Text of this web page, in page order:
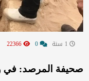
صحيفة المرصد: في